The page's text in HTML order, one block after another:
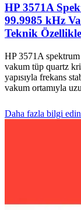
HP 3571A
99.9985 kHz
Teknik
HP 3571A
vakum tüp quartz
yapısıyla frekans
vakum ortamıyla
Daha fazla bilgi